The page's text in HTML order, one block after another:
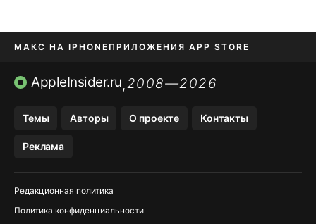
МАКС НА IPHONE ПРИЛОЖЕНИЯ APP STORE
TIKTOK НА IPHONEПРИЛОЖЕНИЯ БЕЗ APP STORE
AppleInsider.ru,2008—2026
Темы Авторы О проекте Контакты
Реклама
Редакционная политика
Политика конфиденциальности